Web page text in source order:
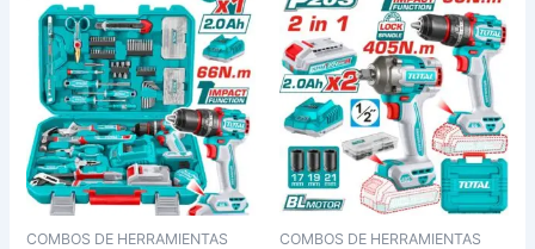
COMBOS DE HERRAMIENTAS COMBOS DE HERRAMIENTAS